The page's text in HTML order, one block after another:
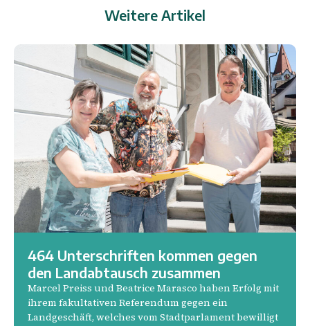
Weitere Artikel
464 Unterschriften kommen gegen
den Landabtausch zusammen
Marcel Preiss und Beatrice Marasco haben Erfolg mit
ihrem fakultativen Referendum gegen ein
Landgeschäft, welches vom Stadtparlament bewilligt